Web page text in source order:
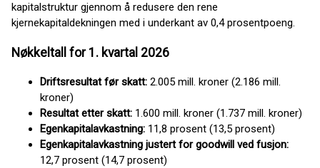
kapitalstruktur gjennom å redusere den rene
kjernekapitaldekningen med i underkant av 0,4 prosentpoeng.
Nøkkeltall for 1. kvartal 2026
Driftsresultat før skatt: 2.005 mill. kroner (2.186 mill.
kroner)
Resultat etter skatt: 1.600 mill. kroner (1.737 mill. kroner)
Egenkapitalavkastning: 11,8 prosent (13,5 prosent)
Egenkapitalavkastning justert for goodwill ved fusjon:
12,7 prosent (14,7 prosent)